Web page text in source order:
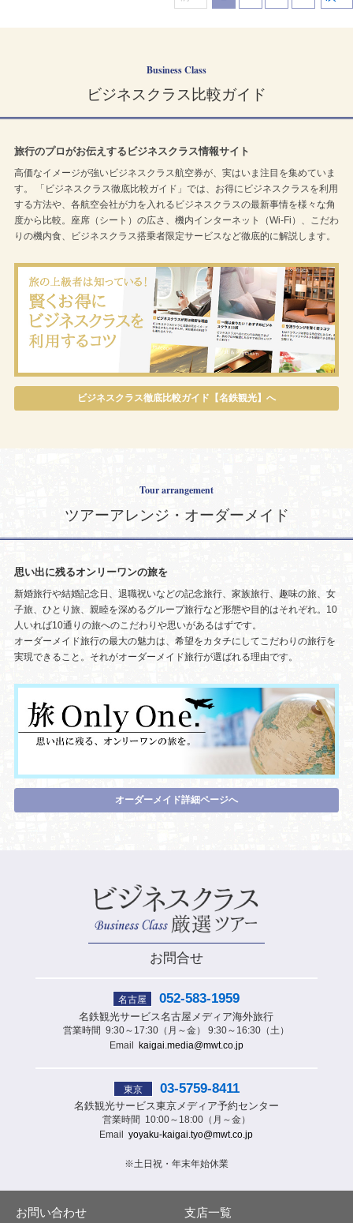
Business Class
ビジネスクラス比較ガイド
旅行のプロがお伝えするビジネスクラス情報サイト
高価なイメージが強いビジネスクラス航空券が、実はいま注目を集めていま
す。 「ビジネスクラス徹底比較ガイド」では、お得にビジネスクラスを利用
する方法や、各航空会社が力を入れるビジネスクラスの最新事情を様々な角
度から比較。座席（シート）の広さ、機内インターネット（Wi-Fi）、こだわ
りの機内食、ビジネスクラス搭乗者限定サービスなど徹底的に解説します。
ビジネスクラス徹底比較ガイド【名鉄観光】へ
Tour arrangement
ツアーアレンジ・オーダーメイド
思い出に残るオンリーワンの旅を
新婚旅行や結婚記念日、退職祝いなどの記念旅行、家族旅行、趣味の旅、女
子旅、ひとり旅、親睦を深めるグループ旅行など形態や目的はそれぞれ。10
人いれば10通りの旅へのこだわりや思いがあるはずです。
オーダーメイド旅行の最大の魅力は、希望をカタチにしてこだわりの旅行を
実現できること。それがオーダーメイド旅行が選ばれる理由です。
オーダーメイド詳細ページへ
お問合せ
名古屋 052-583-1959
名鉄観光サービス名古屋メディア海外旅行
営業時間 9:30～17:30（月～金） 9:30～16:30（土）
Email kaigai.media@mwt.co.jp
東京 03-5759-8411
名鉄観光サービス東京メディア予約センター
営業時間
10:00～18:00（月～金）
Email
yoyaku-kaigai.tyo@mwt.co.jp
※土日祝・年末年始休業
お問い合わせ 支店一覧